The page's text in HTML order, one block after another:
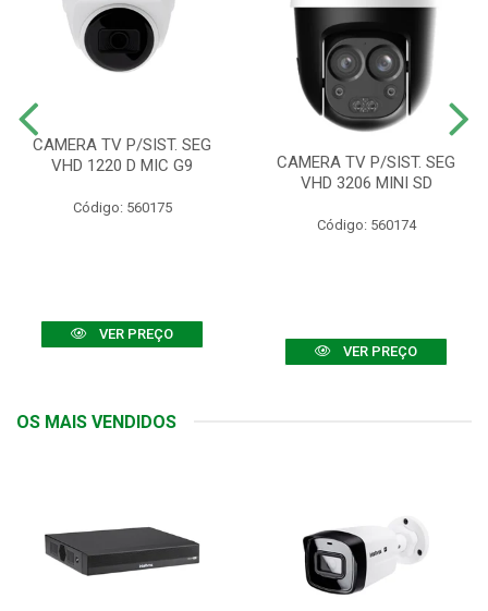
CAMERA TV P/SIST. SEG
VHD 1220 D MIC G9
Código: 560175
VER PREÇO
CAMERA TV P/SIST. SEG
VHD 3206 MINI SD
Código: 560174
VER PREÇO
OS MAIS VENDIDOS